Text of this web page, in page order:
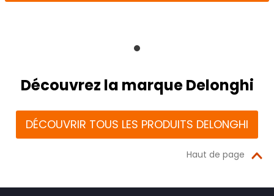
Découvrez la marque Delonghi
DÉCOUVRIR TOUS LES PRODUITS DELONGHI
Haut de page